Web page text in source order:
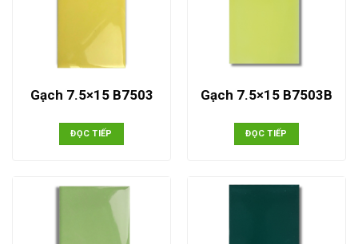
Gạch 7.5×15 B7503
ĐỌC TIẾP
Gạch 7.5×15 B7503B
ĐỌC TIẾP